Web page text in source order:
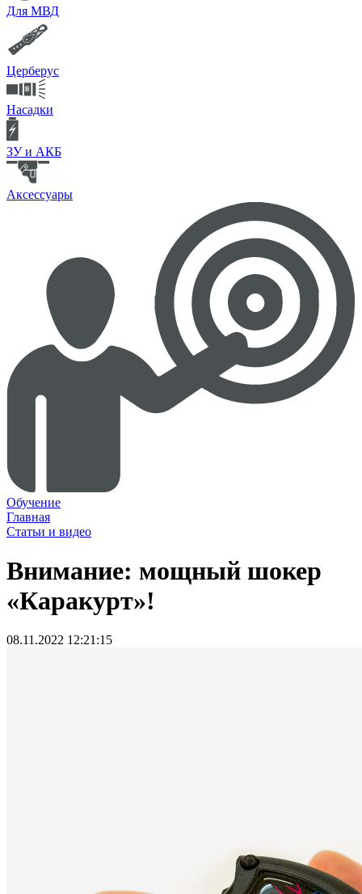
Для МВД
Церберус
Насадки
ЗУ и АКБ
Аксессуары
Обучение
Главная
Статьи и видео
Внимание: мощный шокер
«Каракурт»!
08.11.2022 12:21:15